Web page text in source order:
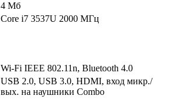
4 Мб
Core i7 3537U 2000 МГц
Wi-Fi IEEE 802.11n, Bluetooth 4.0
USB 2.0, USB 3.0, HDMI, вход микр./
вых. на наушники Combo